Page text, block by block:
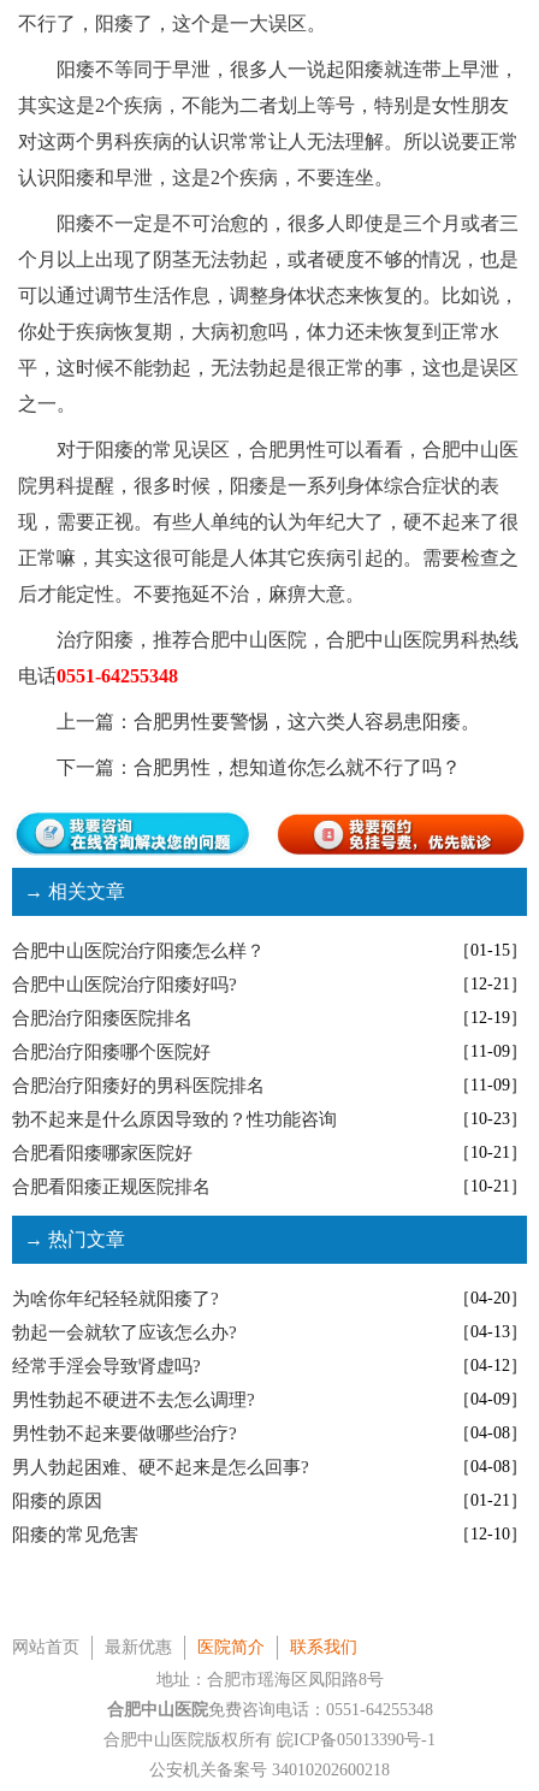
不行了，阳痿了，这个是一大误区。
阳痿不等同于早泄，很多人一说起阳痿就连带上早泄，
其实这是2个疾病，不能为二者划上等号，特别是女性朋友
对这两个男科疾病的认识常常让人无法理解。所以说要正常
认识阳痿和早泄，这是2个疾病，不要连坐。
阳痿不一定是不可治愈的，很多人即使是三个月或者三
个月以上出现了阴茎无法勃起，或者硬度不够的情况，也是
可以通过调节生活作息，调整身体状态来恢复的。比如说，
你处于疾病恢复期，大病初愈吗，体力还未恢复到正常水
平，这时候不能勃起，无法勃起是很正常的事，这也是误区
之一。
对于阳痿的常见误区，合肥男性可以看看，合肥中山医
院男科提醒，很多时候，阳痿是一系列身体综合症状的表
现，需要正视。有些人单纯的认为年纪大了，硬不起来了很
正常嘛，其实这很可能是人体其它疾病引起的。需要检查之
后才能定性。不要拖延不治，麻痹大意。
治疗阳痿，推荐合肥中山医院，合肥中山医院男科热线
电话0551-64255348
上一篇： 合肥男性要警惕，这六类人容易患阳痿。
下一篇： 合肥男性，想知道你怎么就不行了吗？
→ 相关文章
［01-15］
合肥中山医院治疗阳痿怎么样？
［12-21］
合肥中山医院治疗阳痿好吗?
［12-19］
合肥治疗阳痿医院排名
［11-09］
合肥治疗阳痿哪个医院好
［11-09］
合肥治疗阳痿好的男科医院排名
［10-23］
勃不起来是什么原因导致的？性功能咨询
［10-21］
合肥看阳痿哪家医院好
［10-21］
合肥看阳痿正规医院排名
→ 热门文章
［04-20］
为啥你年纪轻轻就阳痿了?
［04-13］
勃起一会就软了应该怎么办?
［04-12］
经常手淫会导致肾虚吗?
［04-09］
男性勃起不硬进不去怎么调理?
［04-08］
男性勃不起来要做哪些治疗?
［04-08］
男人勃起困难、硬不起来是怎么回事?
［01-21］
阳痿的原因
［12-10］
阳痿的常见危害
网站首页 最新优惠 医院简介
联系我们
地址：合肥市瑶海区凤阳路8号
合肥中山医院免费咨询电话：0551-64255348
合肥中山医院版权所有 皖ICP备05013390号-1
公安机关备案号 34010202600218